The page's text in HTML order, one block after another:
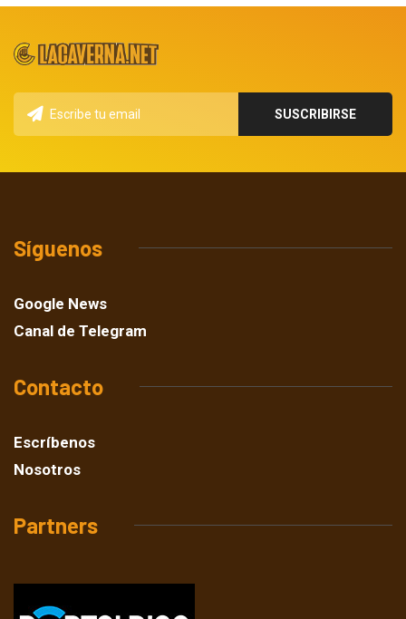
Síguenos
Google News
Canal de Telegram
Contacto
Escríbenos
Nosotros
Partners